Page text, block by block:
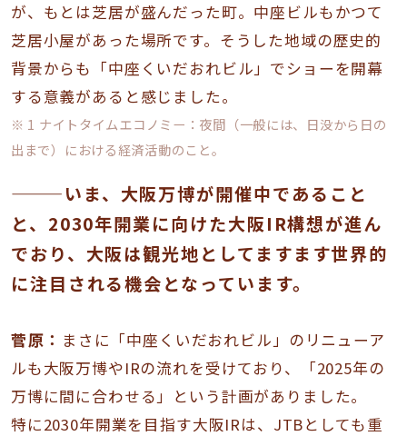
が、もとは芝居が盛んだった町。中座ビルもかつて
芝居小屋があった場所です。そうした地域の歴史的
背景からも「中座くいだおれビル」でショーを開幕
する意義があると感じました。
※ 1 ナイトタイムエコノミー：夜間（一般には、日没から日の
出まで）における経済活動のこと。
———いま、大阪万博が開催中であること
と、2030年開業に向けた大阪IR構想が進ん
でおり、大阪は観光地としてますます世界的
に注目される機会となっています。
菅原： まさに「中座くいだおれビル」のリニューア
ルも大阪万博やIRの流れを受けており、「2025年の
万博に間に合わせる」という計画がありました。
特に2030年開業を目指す大阪IRは、JTBとしても重